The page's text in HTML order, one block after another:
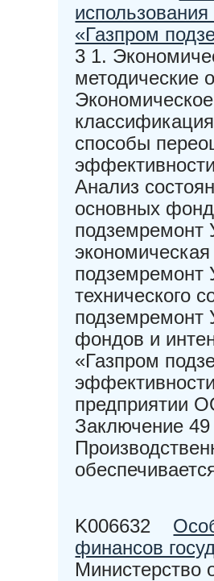
«Газпром
3 1.
методические
способы
Анализ
основных
подземремонт
подземремонт
технического
подземремонт
фондов и
«Газпром
предприятии
Заключение
K006632
финансов
Министерство